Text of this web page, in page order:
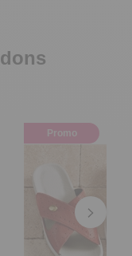
Promo